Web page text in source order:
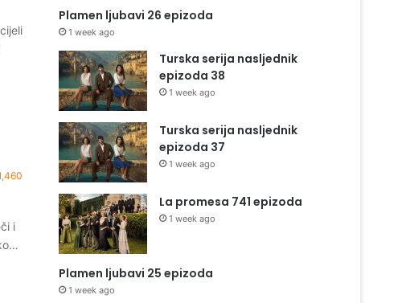
i
Plamen ljubavi 26 epizoda
1 week ago
Turska serija nasljednik
epizoda 38
1 week ago
Turska serija nasljednik
epizoda 37
1 week ago
La promesa 741 epizoda
1 week ago
Plamen ljubavi 25 epizoda
1 week ago